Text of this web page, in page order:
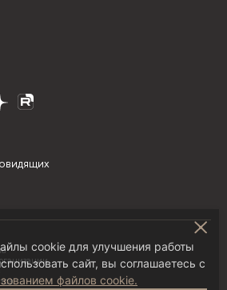
cookie для улучшения работы
сайт, вы соглашаетесь с
файлов cookie.